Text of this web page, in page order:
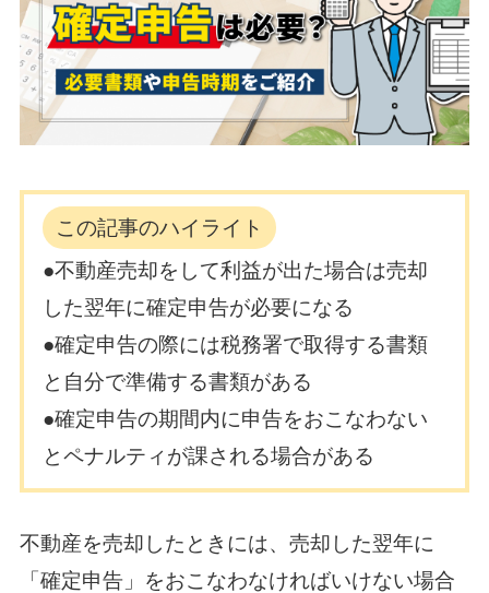
この記事のハイライト
●不動産売却をして利益が出た場合は売却
した翌年に確定申告が必要になる
●確定申告の際には税務署で取得する書類
と自分で準備する書類がある
●確定申告の期間内に申告をおこなわない
とペナルティが課される場合がある
不動産を売却したときには、売却した翌年に
「確定申告」をおこなわなければいけない場合